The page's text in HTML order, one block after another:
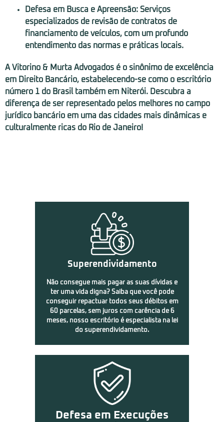
Defesa em Busca e Apreensão: Serviços
especializados de revisão de contratos de
financiamento de veículos, com um profundo
entendimento das normas e práticas locais.
A Vitorino & Murta Advogados é o sinônimo de excelência
em Direito Bancário, estabelecendo-se como o escritório
número 1 do Brasil também em Niterói. Descubra a
diferença de ser representado pelos melhores no campo
jurídico bancário em uma das cidades mais dinâmicas e
culturalmente ricas do Rio de Janeiro!
Superendividamento
Não consegue mais pagar as suas dívidas e
ter uma vida digna? Saiba que você pode
conseguir repactuar todos seus débitos em
60 parcelas, sem juros com carência de 6
meses, nosso escritório é especialista na lei
do superendividamento.
Defesa em Execuções